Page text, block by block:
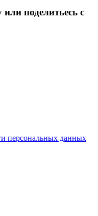
или поделитьесь с
персональных данных